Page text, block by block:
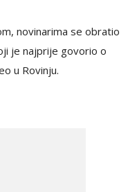
novinarima se obratio
je najprije govorio o
u Rovinju.